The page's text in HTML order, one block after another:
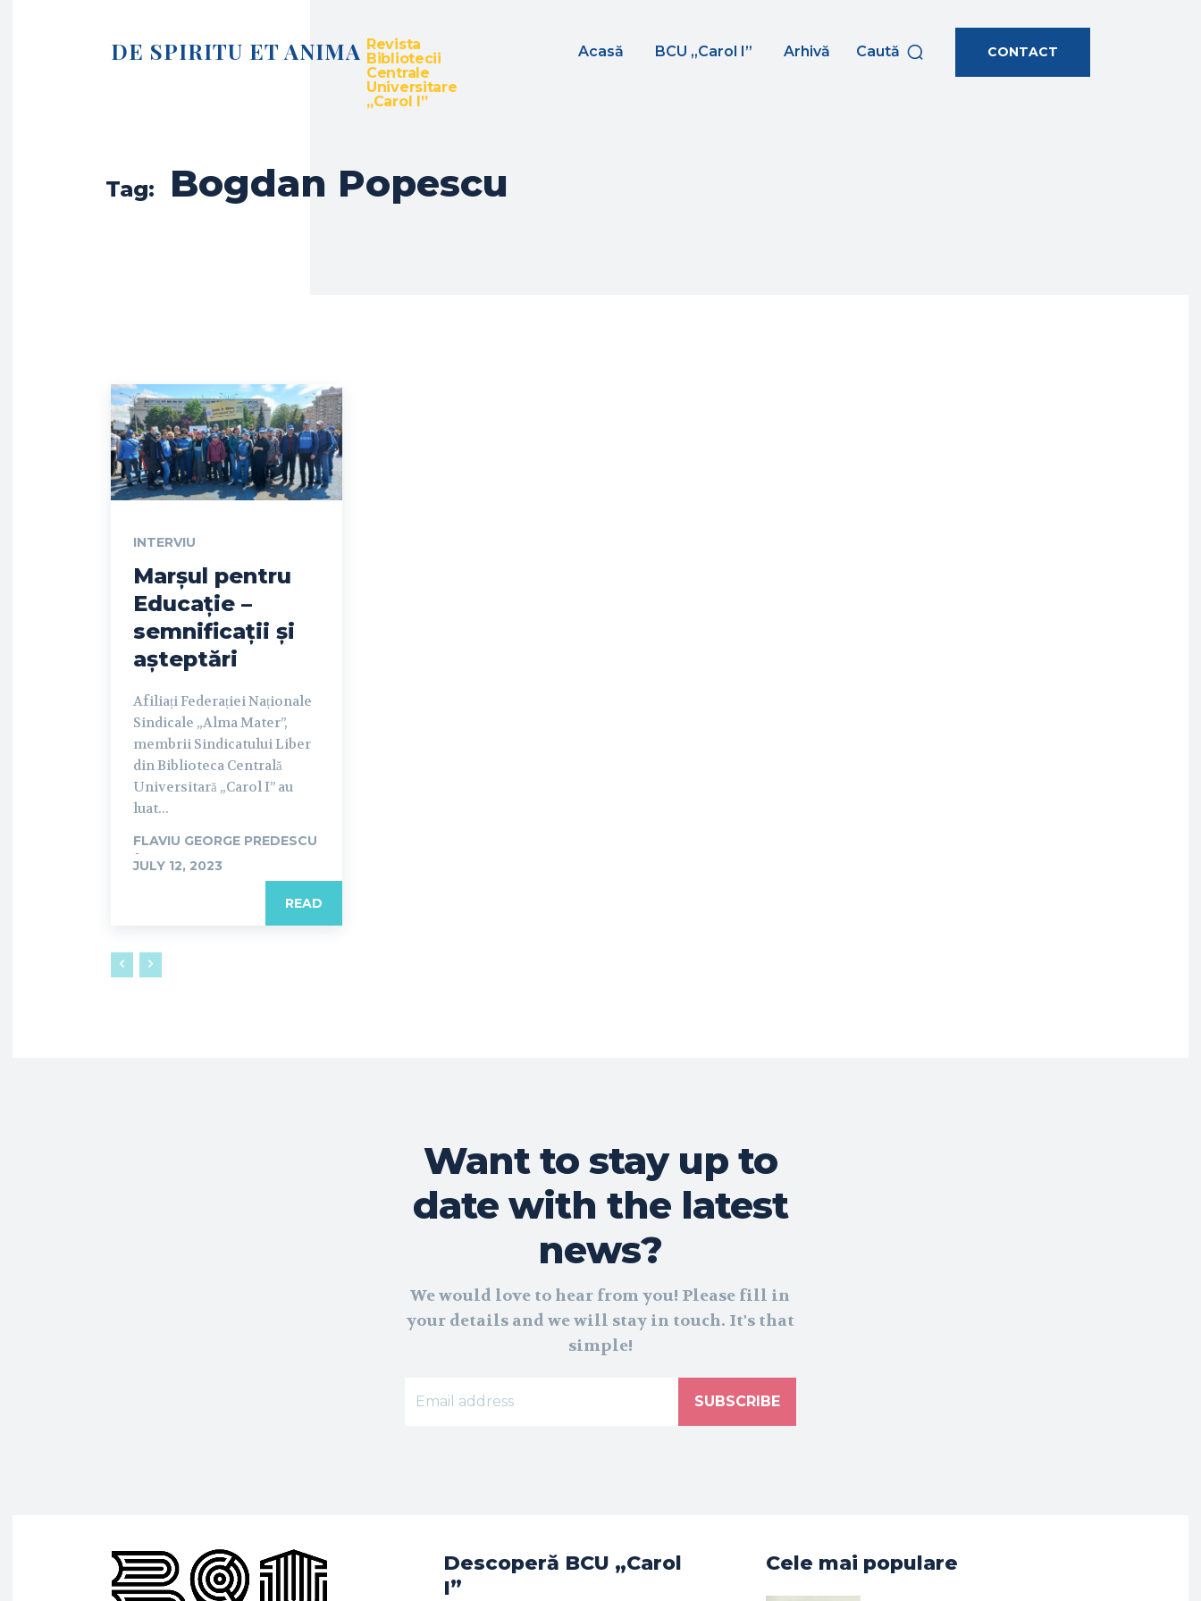
DE SPIRITU ET ANIMA Revista
Bibliotecii
Centrale
Universitare
„Carol I”
Acasă BCU „Carol I” Arhivă Caută CONTACT
Tag: Bogdan Popescu
INTERVIU
Marșul pentru
Educație –
semnificații și
așteptări
Afiliați Federației Naționale
Sindicale „Alma Mater”,
membrii Sindicatului Liber
din Biblioteca Centrală
Universitară „Carol I” au
luat...
FLAVIU GEORGE PREDESCU
-
JULY 12, 2023
READ
Want to stay up to
date with the latest
news?
We would love to hear from you! Please fill in
your details and we will stay in touch. It's that
simple!
SUBSCRIBE
Descoperă BCU „Carol
I”
Cele mai populare